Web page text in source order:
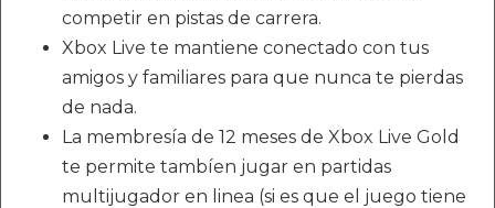
competir en pistas de carrera.
Xbox Live te mantiene conectado con tus
amigos y familiares para que nunca te pierdas
de nada.
La membresía de 12 meses de Xbox Live Gold
te permite tambíen jugar en partidas
multijugador en linea (si es que el juego tiene